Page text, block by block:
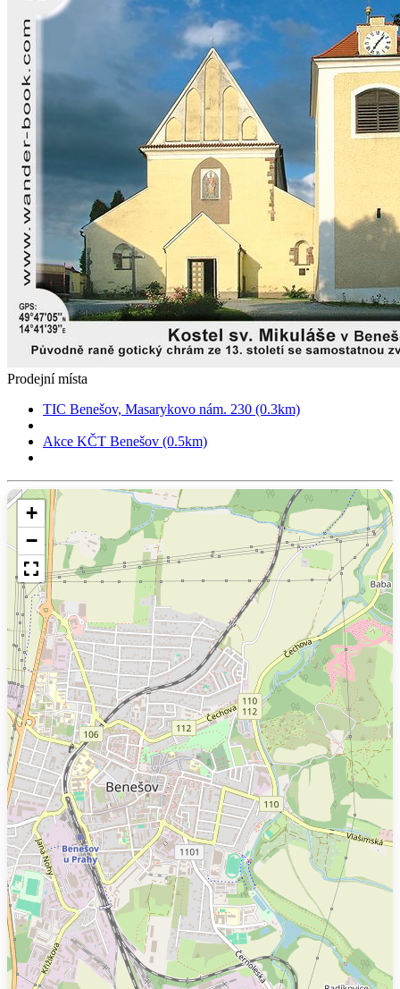
Prodejní místa
TIC Benešov, Masarykovo nám. 230 (0.3km)
Akce KČT Benešov (0.5km)
+
−